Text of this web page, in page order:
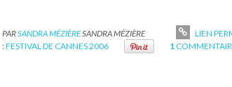
PARSANDRA MÉZIÈRESANDRA MÉZIÈRE LIEN
:FESTIVAL DE CANNES 2006 1